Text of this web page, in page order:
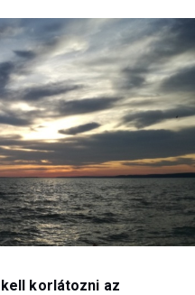
korlátozni az